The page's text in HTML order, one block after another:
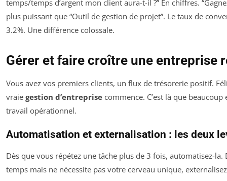
temps/temps d’argent mon client aura-t-il ?” En chiffres.
plus puissant que “Outil de gestion de projet”. Le taux de
3.2%. Une différence colossale.
Gérer et faire croître une entreprise
Vous avez vos premiers clients, un flux de trésorerie positif.
vraie gestion d’entreprise commence. C’est là que
travail opérationnel.
Automatisation et externalisation : les deux
Dès que vous répétez une tâche plus de 3 fois, automatisez-la.
temps mais ne nécessite pas votre cerveau unique,